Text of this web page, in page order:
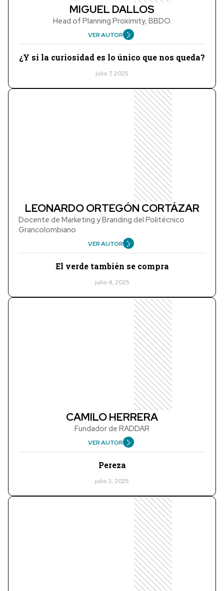
MIGUEL DALLOS
Head of Planning Proximity, BBDO.
VER AUTOR
¿Y si la curiosidad es lo único que nos queda?
julio 7, 2025
LEONARDO ORTEGÓN CORTÁZAR
Docente de Marketing y Branding del Politécnico
Grancolombiano
VER AUTOR
El verde también se compra
julio 4, 2025
CAMILO HERRERA
Fundador de RADDAR
VER AUTOR
Pereza
julio 3, 2025